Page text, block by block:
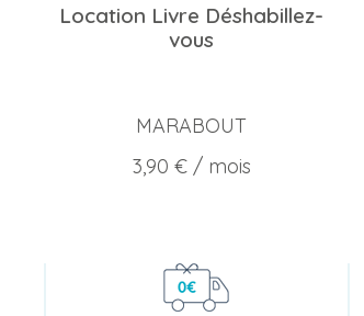
Location Livre Déshabillez-
vous
MARABOUT
Prix
3,90 €/ mois